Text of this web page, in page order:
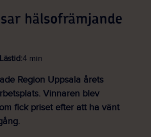
hälsofrämjande
Lästid:4 min
Region Uppsala årets
Vinnaren blev
fick priset efter att ha vänt